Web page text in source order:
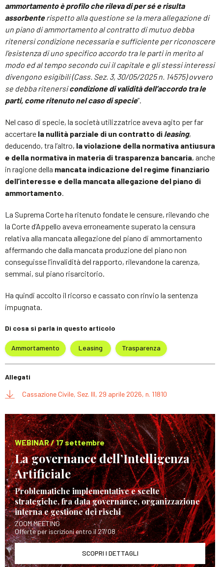
ammortamento è profilo che rileva di per sé e risulta
assorbenterispetto alla questione se la mera allegazione di
un piano di ammortamento al contratto di mutuo debba
ritenersi condizione necessaria e sufficiente per riconoscere
l’esistenza di uno specifico accordo tra le parti in merito al
modo ed al tempo secondo cui il capitale e gli stessi interessi
divengono esigibili (Cass. Sez. 3, 30/05/2025 n. 14575) ovvero
se debba ritenersicondizione di validità dell’accordo tra le
parti, come ritenuto nel caso di specie“.
Nel caso di specie, la società utilizzatrice aveva agito per far
accertare la nullità parziale di un contratto di leasing,
deducendo, tra l’altro, la violazione della normativa antiusura
e della normativa in materia di trasparenza bancaria, anche
in ragione della mancata indicazione del regime finanziario
dell’interesse e della mancata allegazione del piano di
ammortamento.
La Suprema Corte ha ritenuto fondate le censure, rilevando che
la Corte d’Appello aveva erroneamente superato la censura
relativa alla mancata allegazione del piano di ammortamento
affermando che dalla mancata produzione del piano non
conseguisse l’invalidità del rapporto, rilevandone la carenza,
semmai, sul piano risarcitorio.
Ha quindi accolto il ricorso e cassato con rinvio la sentenza
impugnata.
Di cosa si parla in questo articolo
Ammortamento Leasing Trasparenza
Allegati
Cassazione Civile, Sez. III, 29 aprile 2026, n. 11810
WEBINAR / 17 settembre
La governance dell’Intelligenza
Artificiale
Problematiche implementative e scelte
strategiche, fra data governance, organizzazione
interna e gestione dei rischi
ZOOM MEETING
Offerte per iscrizioni entro il 27/08
SCOPRI I DETTAGLI